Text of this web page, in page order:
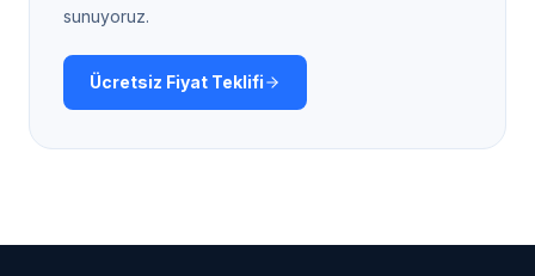
sunuyoruz.
Ücretsiz Fiyat Teklifi